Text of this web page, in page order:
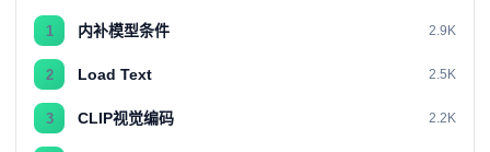
1 内补模型条件 2.9K
2 Load Text 2.5K
3 CLIP视觉编码 2.2K